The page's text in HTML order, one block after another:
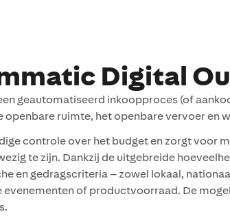
Digital
geautomatiseerd inkoopproces (of
openbare ruimte, het openbare vervoer en
controle over het budget en zorgt voor
te zijn. Dankzij de uitgebreide
en gedragscriteria – zowel lokaal,
of productvoorraad. De